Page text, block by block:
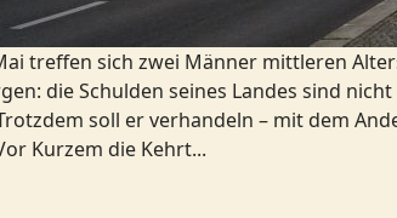
treffen sich zwei Männer mittleren
die Schulden seines Landes sind
soll er verhandeln – mit dem
Kurzem die Kehrt...